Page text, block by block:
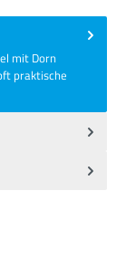
mit Dorn
praktische